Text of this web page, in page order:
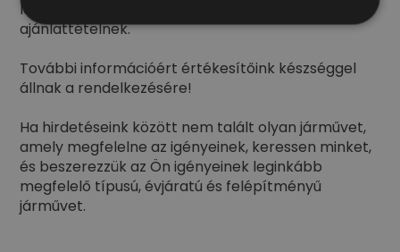
lehetséges. Hirdetésünk nem minősül nyílt
ajánlattételnek.
További információért értékesítőink készséggel
állnak a rendelkezésére!
Ha hirdetéseink között nem talált olyan járművet,
amely megfelelne az igényeinek, keressen minket,
és beszerezzük az Ön igényeinek leginkább
megfelelő típusú, évjáratú és felépítményű
járművet.